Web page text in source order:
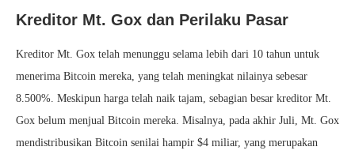
Kreditor Mt. Gox dan Perilaku Pasar
Kreditor Mt. Gox telah menunggu selama lebih dari 10 tahun untuk
menerima Bitcoin mereka, yang telah meningkat nilainya sebesar
8.500%. Meskipun harga telah naik tajam, sebagian besar kreditor Mt.
Gox belum menjual Bitcoin mereka. Misalnya, pada akhir Juli, Mt. Gox
mendistribusikan Bitcoin senilai hampir $4 miliar, yang merupakan